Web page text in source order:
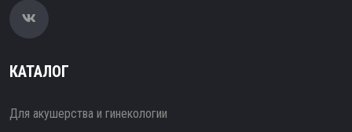
КАТАЛОГ
Для акушерства и гинекологии